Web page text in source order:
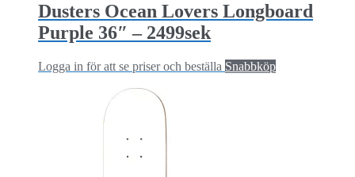
Dusters Ocean Lovers Longboard
Purple 36″ – 2499sek
Logga in för att se priser och beställa Snabbköp